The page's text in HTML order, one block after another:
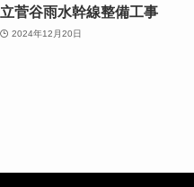
立菅谷雨水幹線整備工事
2024年12月20日